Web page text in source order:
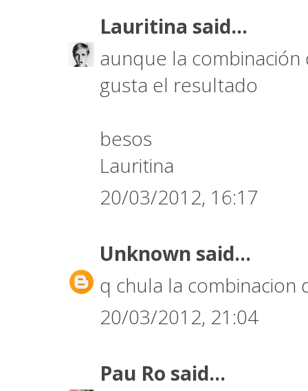
Lauritina said...
aunque la
gusta el resultado
besos
Lauritina
20/03/2012, 16:17
Unknown said...
q chula la combinacion
20/03/2012, 21:04
Pau Ro said...